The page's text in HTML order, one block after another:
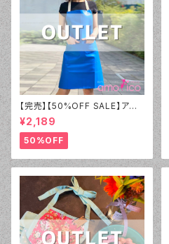
【完売】【50%OFF SALE】アモ
リコ オリジナル（amorico orig
inal）PVC ブルー無地 エプロン
（男女兼用）【アウトレット】①
¥2,189
50%OFF